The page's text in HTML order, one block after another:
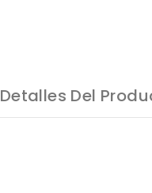
Detalles Del